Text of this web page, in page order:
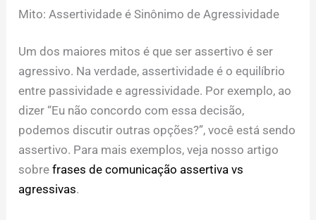
Mito: Assertividade é Sinônimo de Agressividade
Um dos maiores mitos é que ser assertivo é ser
agressivo. Na verdade, assertividade é o equilíbrio
entre passividade e agressividade. Por exemplo, ao
dizer “Eu não concordo com essa decisão,
podemos discutir outras opções?”, você está sendo
assertivo. Para mais exemplos, veja nosso artigo
sobrefrases de comunicação assertiva vs
agressivas.